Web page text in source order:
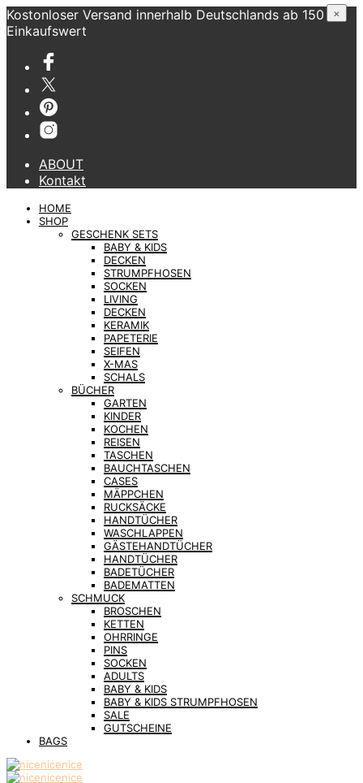
Kostonloser Versand innerhalb Deutschlands ab 150 €
Einkaufswert
ABOUT
Kontakt
HOME
SHOP
GESCHENK SETS
BABY & KIDS
DECKEN
STRUMPFHOSEN
SOCKEN
LIVING
DECKEN
KERAMIK
PAPETERIE
SEIFEN
X-MAS
SCHALS
BÜCHER
GARTEN
KINDER
KOCHEN
REISEN
TASCHEN
BAUCHTASCHEN
CASES
MÄPPCHEN
RUCKSÄCKE
HANDTÜCHER
WASCHLAPPEN
GÄSTEHANDTÜCHER
HANDTÜCHER
BADETÜCHER
BADEMATTEN
SCHMUCK
BROSCHEN
KETTEN
OHRRINGE
PINS
SOCKEN
ADULTS
BABY & KIDS
BABY & KIDS STRUMPFHOSEN
SALE
GUTSCHEINE
BAGS
×